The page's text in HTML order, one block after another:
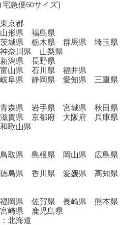
宅急便60サイズ]
京都
形県 福島県
城県 栃木県 群馬県 埼玉県
奈川県 山梨県
潟県 長野県
山県 石川県 福井県
阜県 静岡県 愛知県 三重県
森県 岩手県 宮城県 秋田県
賀県 京都府 大阪府 兵庫県
歌山県
取県 島根県 岡山県 広島県
島県 香川県 愛媛県 高知県
岡県 佐賀県 長崎県 熊本県
崎県 鹿児島県
北海道